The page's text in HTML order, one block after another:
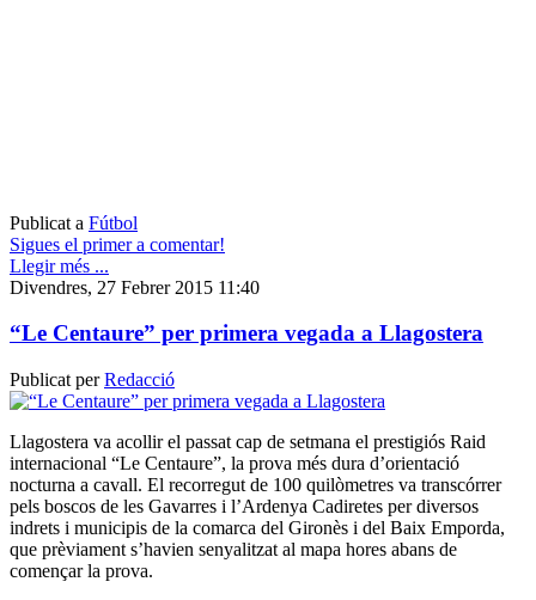
Publicat a Fútbol
Sigues el primer a comentar!
Llegir més ...
Divendres, 27 Febrer 2015 11:40
“Le Centaure” per primera vegada a Llagostera
Publicat perRedacció
Llagostera va acollir el passat cap de setmana el prestigiós Raid
internacional “Le Centaure”, la prova més dura d’orientació
nocturna a cavall. El recorregut de 100 quilòmetres va transcórrer
pels boscos de les Gavarres i l’Ardenya Cadiretes per diversos
indrets i municipis de la comarca del Gironès i del Baix Emporda,
que prèviament s’havien senyalitzat al mapa hores abans de
començar la prova.